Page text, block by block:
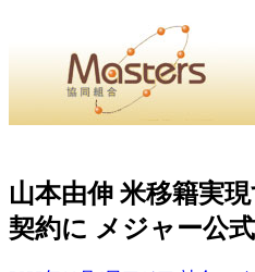
せ ・
・Home・ ・理 念・ ・
協同組合Masters／
山本由伸 米移籍実
契約に メジャー公